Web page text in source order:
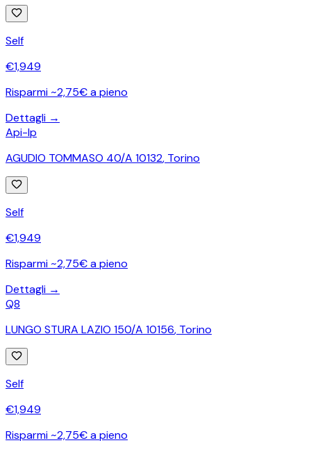
Self
€1,949
Risparmi ~2,75€ a pieno
Dettagli →
Api-Ip
AGUDIO TOMMASO 40/A 10132, Torino
Self
€1,949
Risparmi ~2,75€ a pieno
Dettagli →
Q8
LUNGO STURA LAZIO 150/A 10156, Torino
Self
€1,949
Risparmi ~2,75€ a pieno